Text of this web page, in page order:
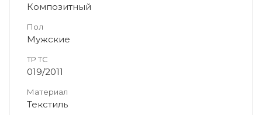
Композитный
Пол
Мужские
ТР ТС
019/2011
Материал
Текстиль